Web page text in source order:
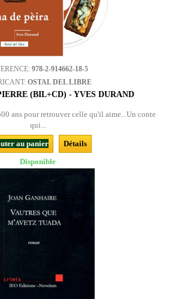
978-2-914662-18-5
OSTAL DEL LIBRE
(BIL+CD) - YVES DURAND
ans pour retrouver celle qu'il aime...Un conte
qui...
au panier
Détails
Disponible